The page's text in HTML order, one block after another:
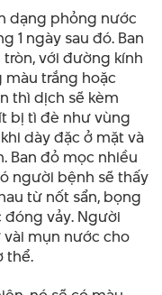
dạng phỏng nước
1 ngày sau đó. Ban
với đường kính
trắng hoặc
thì dịch sẽ kèm
bị tì đè như vùng
dày đặc ở mặt và
Ban đỏ mọc nhiều
người bệnh sẽ thấy
từ nốt sẩn, bọng
vảy. Người
mụn nước cho
thể.